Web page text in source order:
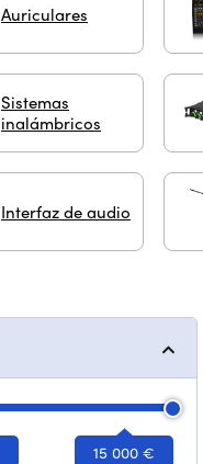
Auriculares
Sistemas
inalámbricos
Interfaz de audio
15 000 €